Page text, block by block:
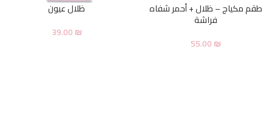
طقم مكياج – ظلال + أحمر شفاه
فراشة
55.00₪
ظلال عيون
39.00₪